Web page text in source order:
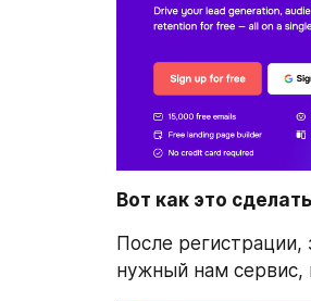
Вот как это
После регистрации,
нужный нам сервис,